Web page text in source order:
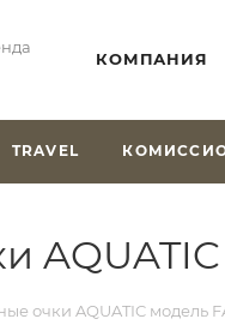
КОМПАНИЯ
TRAVEL
очки AQUATIC модель